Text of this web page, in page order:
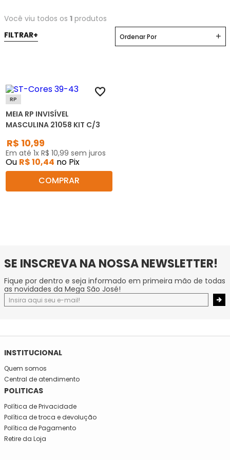
Você viu todos os 1 produtos
Ordenar Por
RP
MEIA RP INVISÍVEL
MASCULINA 21058 KIT C/3
R$ 10,99
Em até 1x R$ 10,99 sem juros
Ou R$10,44 no Pix
COMPRAR
SE INSCREVA NA NOSSA NEWSLETTER!
Fique por dentro e seja informado em primeira mão de todas
as novidades da Mega São José!
INSTITUCIONAL
Quem somos
Central de atendimento
POLITICAS
Política de Privacidade
Política de troca e devolução
Política de Pagamento
Retire da Loja